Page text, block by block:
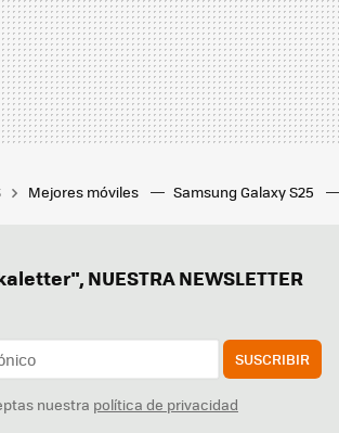
Mejores móviles Samsung Galaxy S25
NUESTRA NEWSLETTER
SUSCRIBIR
nuestra política de privacidad